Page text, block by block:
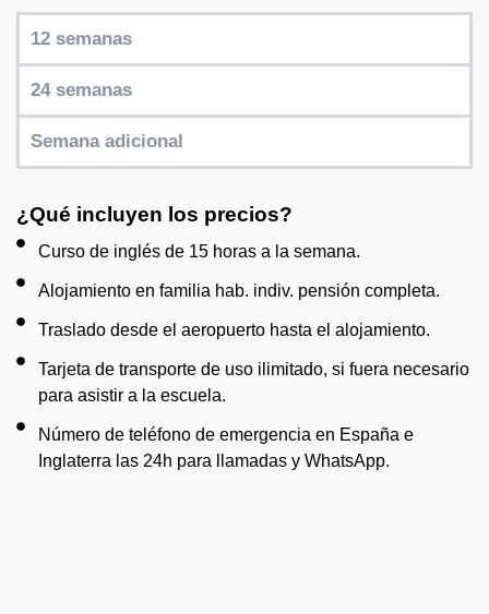
12 semanas
24 semanas
Semana adicional
¿Qué incluyen los precios?
Curso de inglés de 15 horas a la semana.
Alojamiento en familia hab. indiv. pensión completa.
Traslado desde el aeropuerto hasta el alojamiento.
Tarjeta de transporte de uso ilimitado, si fuera necesario
para asistir a la escuela.
Número de teléfono de emergencia en España e
Inglaterra las 24h para llamadas y WhatsApp.